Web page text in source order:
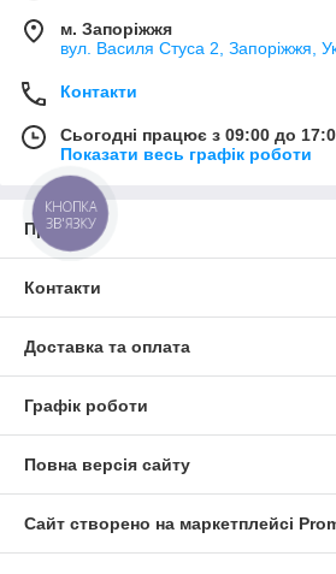
м. Запоріжжя
вул. Василя Стуса 2, Запоріжжя,
Контакти
Сьогодні працює з 09:00 до
Показати весь графік роботи
Про нас
Контакти
Доставка та оплата
Графік роботи
Повна версія сайту
Сайт створено на маркетплейсі
КНОПКА
ЗВ'ЯЗКУ